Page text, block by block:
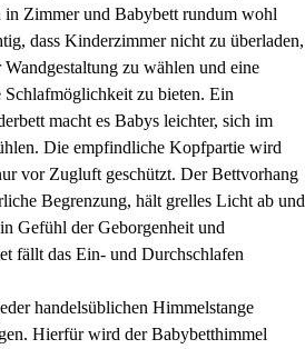
in Zimmer und Babybett rundum wohl
dass Kinderzimmer nicht zu überladen,
zu wählen und eine
Schlafmöglichkeit zu bieten. Ein
macht es Babys leichter, sich im
Die empfindliche Kopfpartie wird
vor Zugluft geschützt. Der Bettvorhang
Begrenzung, hält grelles Licht ab und
Gefühl der Geborgenheit und
fällt das Ein- und Durchschlafen
handelsüblichen Himmelstange
Hierfür wird der Babybetthimmel